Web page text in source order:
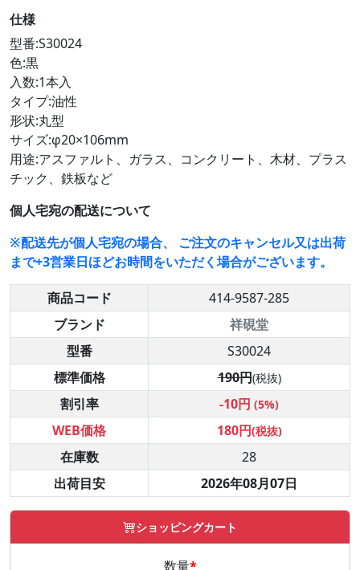
仕様
型番:S30024
色:黒
入数:1本入
タイプ:油性
形状:丸型
サイズ:φ20×106mm
用途:アスファルト、ガラス、コンクリート、木材、プラス
チック、鉄板など
個人宅宛の配送について
※配送先が個人宅宛の場合、 ご注文のキャンセル又は出荷
まで+3営業日ほどお時間をいただく場合がございます。
商品コード
414-9587-285
ブランド
祥硯堂
型番
S30024
標準価格
190円(税抜)
割引率 -10円 (5%)
WEB価格 180円(税抜)
在庫数
28
出荷目安
2026年08月07日
ショッピングカート
数量*